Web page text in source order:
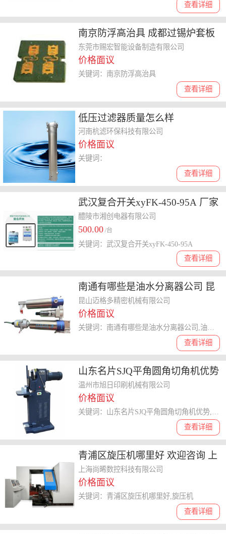
查看详细
南京防浮高治具 成都过锡炉套板
定做
东莞市赐宏智能设备制造有限公司
价格面议
查看详细
关键词：南京防浮高治具
低压过滤器质量怎么样
河南杭滤环保科技有限公司
价格面议
查看详细
关键词：
武汉复合开关xyFK-450-95A 厂家
供应
醴陵市湘创电器有限公司
500.00 /台
查看详细
关键词：武汉复合开关xyFK-450-95A
南通有哪些是油水分离器公司 昆
山迈格多精密机械供应
昆山迈格多精密机械有限公司
价格面议
查看详细
山东名片SJQ平角圆角切角机优势
来电咨询 温州市旭日印刷机械供
应
温州市旭日印刷机械有限公司
价格面议
查看详细
青浦区旋压机哪里好 欢迎咨询 上
海尚晞数控科技供应
上海尚晞数控科技有限公司
价格面议
查看详细
关键词：青浦区旋压机哪里好,旋压机